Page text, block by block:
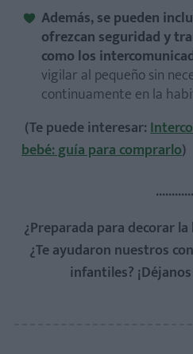
Además, se pueden
ofrezcan seguridad y
como los
vigilar al pequeño sin
continuamente en la
(Te puede interesar:
bebé: guía para comprarlo)
¿Preparada para decorar
¿Te ayudaron nuestros
infantiles?